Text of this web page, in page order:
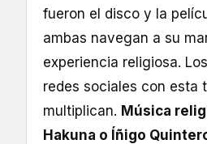
fueron el disco y la
ambas navegan a su
experiencia religiosa.
redes sociales con esta
multiplican. Música
Hakuna o Íñigo